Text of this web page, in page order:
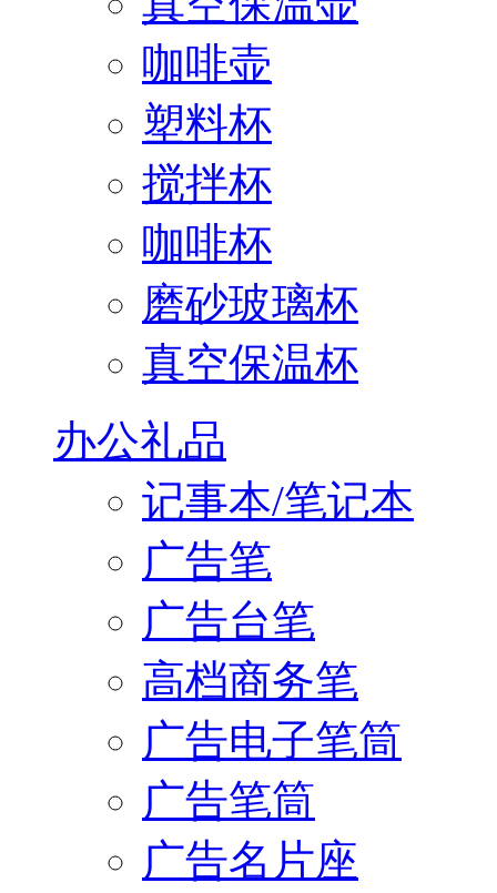
咖啡壶
塑料杯
搅拌杯
咖啡杯
磨砂玻璃杯
真空保温杯
办公礼品
记事本/笔记本
广告笔
广告台笔
高档商务笔
广告电子笔筒
广告笔筒
广告名片座